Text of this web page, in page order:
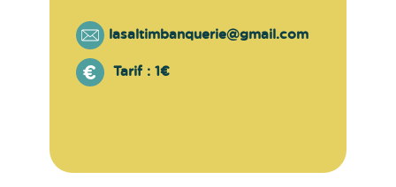
lasaltimbanquerie@gmail.com
Tarif : 1€